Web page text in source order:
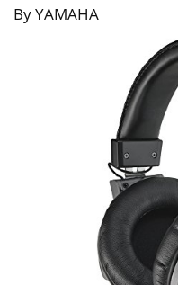
By YAMAHA